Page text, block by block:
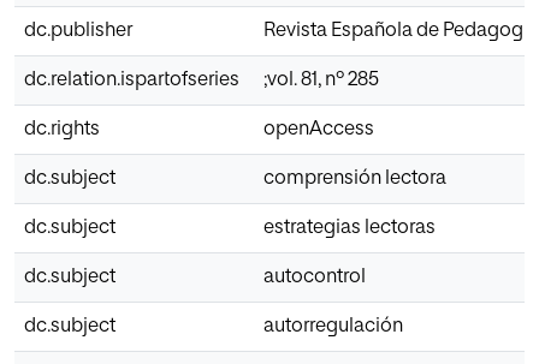
dc.publisher Revista Española de Pedagogía
dc.relation.ispartofseries ;vol. 81, nº 285
dc.rights openAccess
dc.subject comprensión lectora
dc.subject estrategias lectoras
dc.subject autocontrol
dc.subject autorregulación